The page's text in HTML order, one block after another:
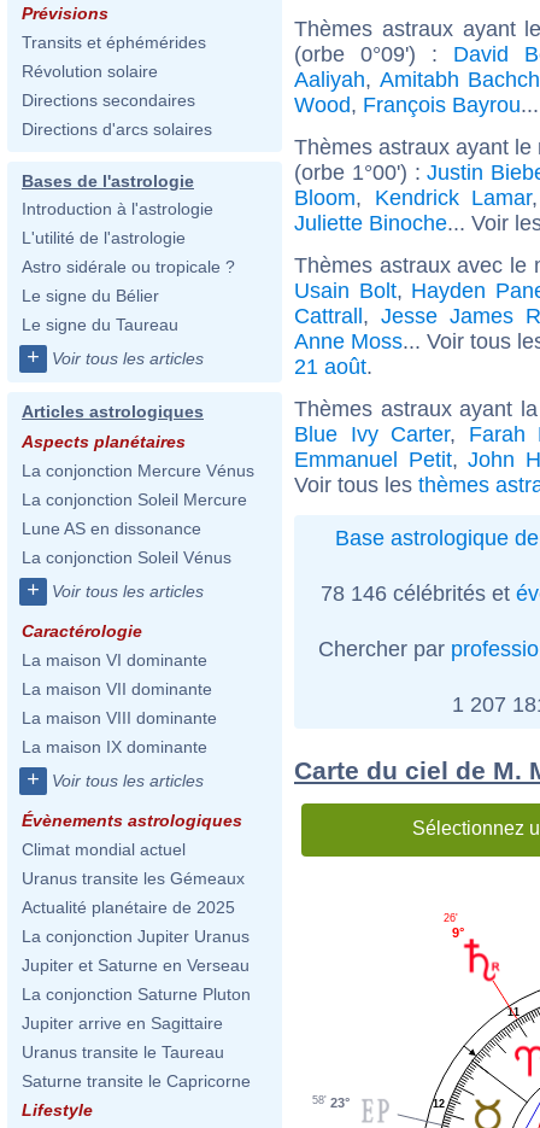
Prévisions
Transits et éphémérides
Révolution solaire
Directions secondaires
Directions d'arcs solaires
Bases de l'astrologie
Introduction à l'astrologie
L'utilité de l'astrologie
Astro sidérale ou tropicale ?
Le signe du Bélier
Le signe du Taureau
+ Voir tous les articles
Articles astrologiques
Aspects planétaires
La conjonction Mercure Vénus
La conjonction Soleil Mercure
Lune AS en dissonance
La conjonction Soleil Vénus
+ Voir tous les articles
Caractérologie
La maison VI dominante
La maison VII dominante
La maison VIII dominante
La maison IX dominante
+ Voir tous les articles
Évènements astrologiques
Climat mondial actuel
Uranus transite les Gémeaux
Actualité planétaire de 2025
La conjonction Jupiter Uranus
Jupiter et Saturne en Verseau
La conjonction Saturne Pluton
Jupiter arrive en Sagittaire
Uranus transite le Taureau
Saturne transite le Capricorne
Lifestyle
Thèmes astraux ayant
(orbe 0°09') : David
Aaliyah, Amitabh
Wood, François Bayrou
Thèmes astraux ayant
(orbe 1°00') :Justin
Bloom, Kendrick Lamar
Juliette Binoche... Voir
Thèmes astraux avec le
Usain Bolt, Hayden
Cattrall,Jesse James
Anne Moss... Voir tous
21 août.
Thèmes astraux ayant
Blue Ivy Carter, Farah
Emmanuel Petit,John
Voir tous les thèmes
Base astrologique
78 146 célébrités et
Chercher par
1 207
Carte du ciel de M.
Sélectionnez
11
12
9°
26'
23°
58'